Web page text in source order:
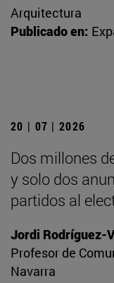
Arquitectura
Publicado en:
20 | 07 | 2026
Dos millones
y solo dos
partidos al
Jordi Rodríguez-
Profesor de
Navarra